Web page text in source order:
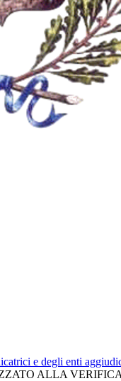
e degli enti
ALLA VERIFICA